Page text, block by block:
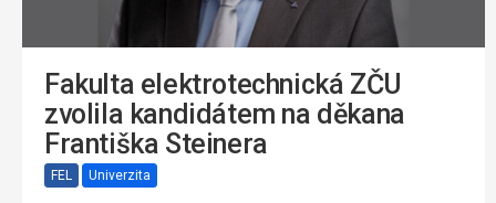
Fakulta elektrotechnická ZČU
zvolila kandidátem na děkana
Františka Steinera
FEL Univerzita